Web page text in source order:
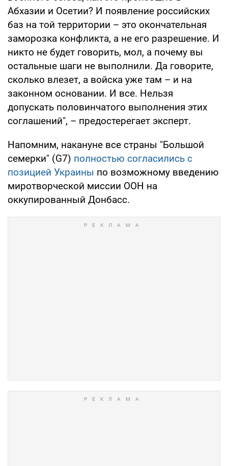
Абхазии и Осетии? И появление российских
баз на той территории – это окончательная
заморозка конфликта, а не его разрешение. И
никто не будет говорить, мол, а почему вы
остальные шаги не выполнили. Да говорите,
сколько влезет, а войска уже там – и на
законном основании. И все. Нельзя
допускать половинчатого выполнения этих
соглашений", – предостерегает эксперт.
Напомним, накануне все страны "Большой
семерки" (G7) полностью согласились с
позицией Украины по возможному введению
миротворческой миссии ООН на
оккупированный Донбасс.